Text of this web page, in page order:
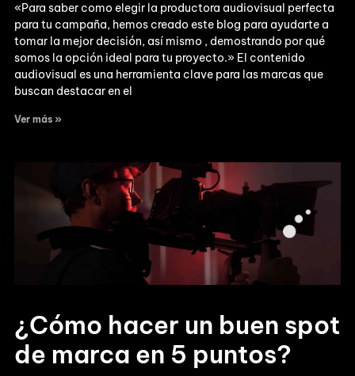
«Para saber como elegir la productora audiovisual perfecta
para tu campaña, hemos creado este blog para ayudarte a
tomar la mejor decisión, así mismo , demostrando por qué
somos la opción ideal para tu proyecto.» El contenido
audiovisual es una herramienta clave para las marcas que
buscan destacar en el
Ver más »
¿Cómo hacer un buen spot
de marca en 5 puntos?